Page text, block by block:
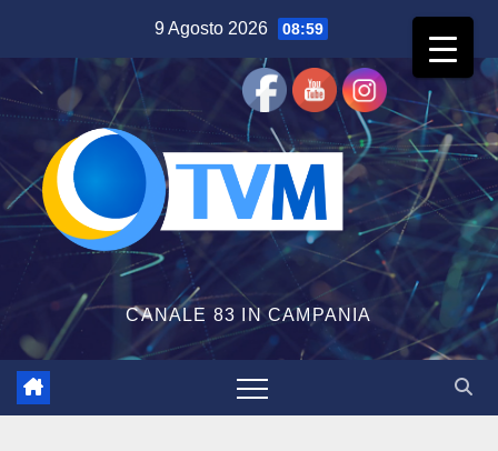
contenuto
9 Agosto 2026 08:59
CANALE 83 IN CAMPANIA